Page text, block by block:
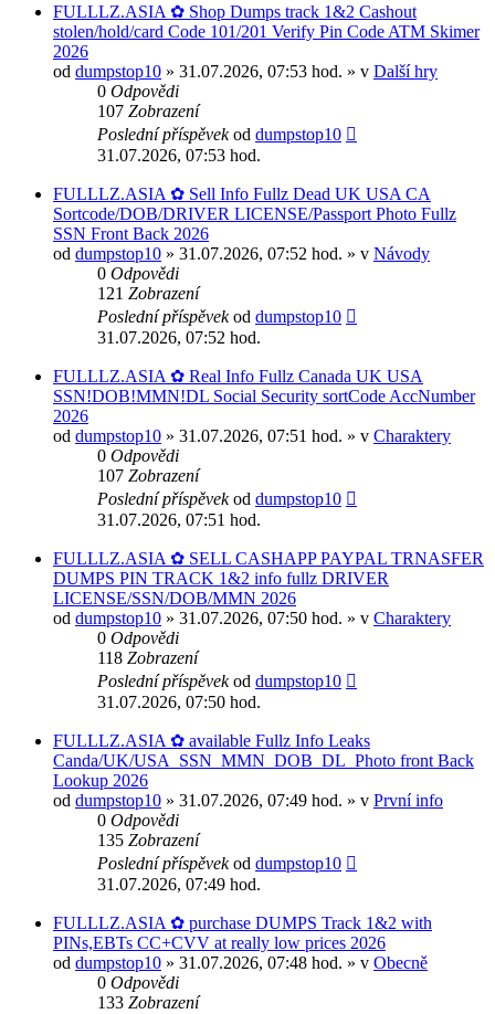
FULLLZ.ASIA ✿ Shop Dumps track 1&2 Cashout
stolen/hold/card Code 101/201 Verify Pin Code ATM Skimer
2026
od dumpstop10 » 31.07.2026, 07:53 hod. » v Další hry
0 Odpovědi
107 Zobrazení
Poslední příspěvekod dumpstop10
31.07.2026, 07:53 hod.
FULLLZ.ASIA ✿ Sell Info Fullz Dead UK USA CA
Sortcode/DOB/DRIVER LICENSE/Passport Photo Fullz
SSN Front Back 2026
od dumpstop10 » 31.07.2026, 07:52 hod. » v Návody
0 Odpovědi
121 Zobrazení
Poslední příspěvekod dumpstop10
31.07.2026, 07:52 hod.
FULLLZ.ASIA ✿ Real Info Fullz Canada UK USA
SSN!DOB!MMN!DL Social Security sortCode AccNumber
2026
od dumpstop10 » 31.07.2026, 07:51 hod. » v Charaktery
0 Odpovědi
107 Zobrazení
Poslední příspěvekod dumpstop10
31.07.2026, 07:51 hod.
FULLLZ.ASIA ✿ SELL CASHAPP PAYPAL TRNASFER
DUMPS PIN TRACK 1&2 info fullz DRIVER
LICENSE/SSN/DOB/MMN 2026
od dumpstop10 » 31.07.2026, 07:50 hod. » v Charaktery
0 Odpovědi
118 Zobrazení
Poslední příspěvekod dumpstop10
31.07.2026, 07:50 hod.
FULLLZ.ASIA ✿ available Fullz Info Leaks
Canda/UK/USA_SSN_MMN_DOB_DL_Photo front Back
Lookup 2026
od dumpstop10 » 31.07.2026, 07:49 hod. » v První info
0 Odpovědi
135 Zobrazení
Poslední příspěvekod dumpstop10
31.07.2026, 07:49 hod.
FULLLZ.ASIA ✿ purchase DUMPS Track 1&2 with
PINs,EBTs CC+CVV at really low prices 2026
od dumpstop10 » 31.07.2026, 07:48 hod. » v Obecně
0 Odpovědi
133 Zobrazení